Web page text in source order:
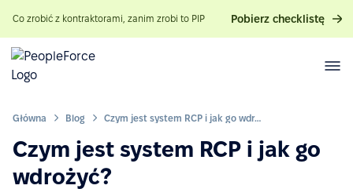
Co zrobić z kontraktorami, zanim zrobi to PIP Pobierz checklistę
Główna Blog Czym jest system RCP i jak go wdrożyć?
Czym jest system RCP i jak go
wdrożyć?